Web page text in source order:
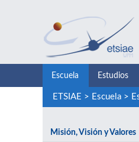
Escuela Estudios
ETSIAE > Escuela>
Misión, Visión y Valores